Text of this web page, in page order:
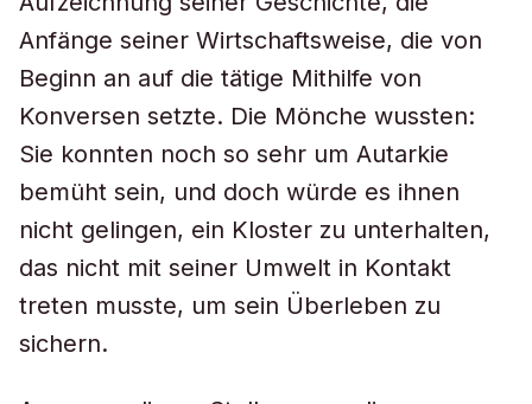
Anfänge seiner Wirtschaftsweise, die von
Beginn an auf die tätige Mithilfe von
Konversen setzte. Die Mönche wussten:
Sie konnten noch so sehr um Autarkie
bemüht sein, und doch würde es ihnen
nicht gelingen, ein Kloster zu unterhalten,
das nicht mit seiner Umwelt in Kontakt
treten musste, um sein Überleben zu
sichern.